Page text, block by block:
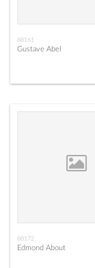
88161
Gustave Abel
88172
Edmond About